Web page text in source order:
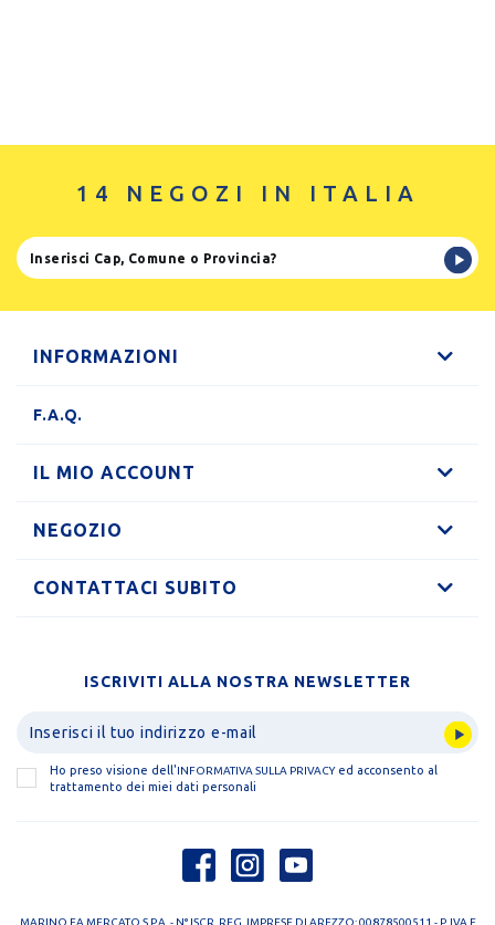
14 NEGOZI IN ITALIA
INFORMAZIONI
F.A.Q.
IL MIO ACCOUNT
NEGOZIO
CONTATTACI SUBITO
ISCRIVITI ALLA NOSTRA NEWSLETTER
Ho preso visione dell' INFORMATIVA SULLA PRIVACYed acconsento al
trattamento dei miei dati personali